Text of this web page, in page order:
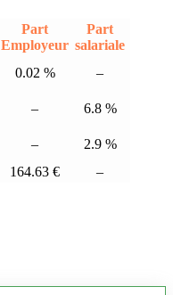
Part
Employeur
Part
salariale
0.02 %
–
–
6.8 %
–
2.9 %
164.63 € –